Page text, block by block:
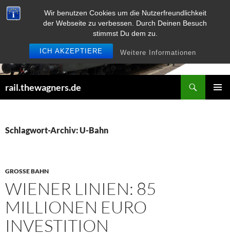
Wir benutzen Cookies um die Nutzerfreundlichkeit
der Webseite zu verbessen. Durch Deinen Besuch
stimmst Du dem zu.
ICH AKZEPTIERE Weitere Informationen
Zum
Inhalt
rail.thewagners.de
Schlagwort-Archiv: U-Bahn
GROSSE BAHN
WIENER LINIEN: 85
MILLIONEN EURO
INVESTITION